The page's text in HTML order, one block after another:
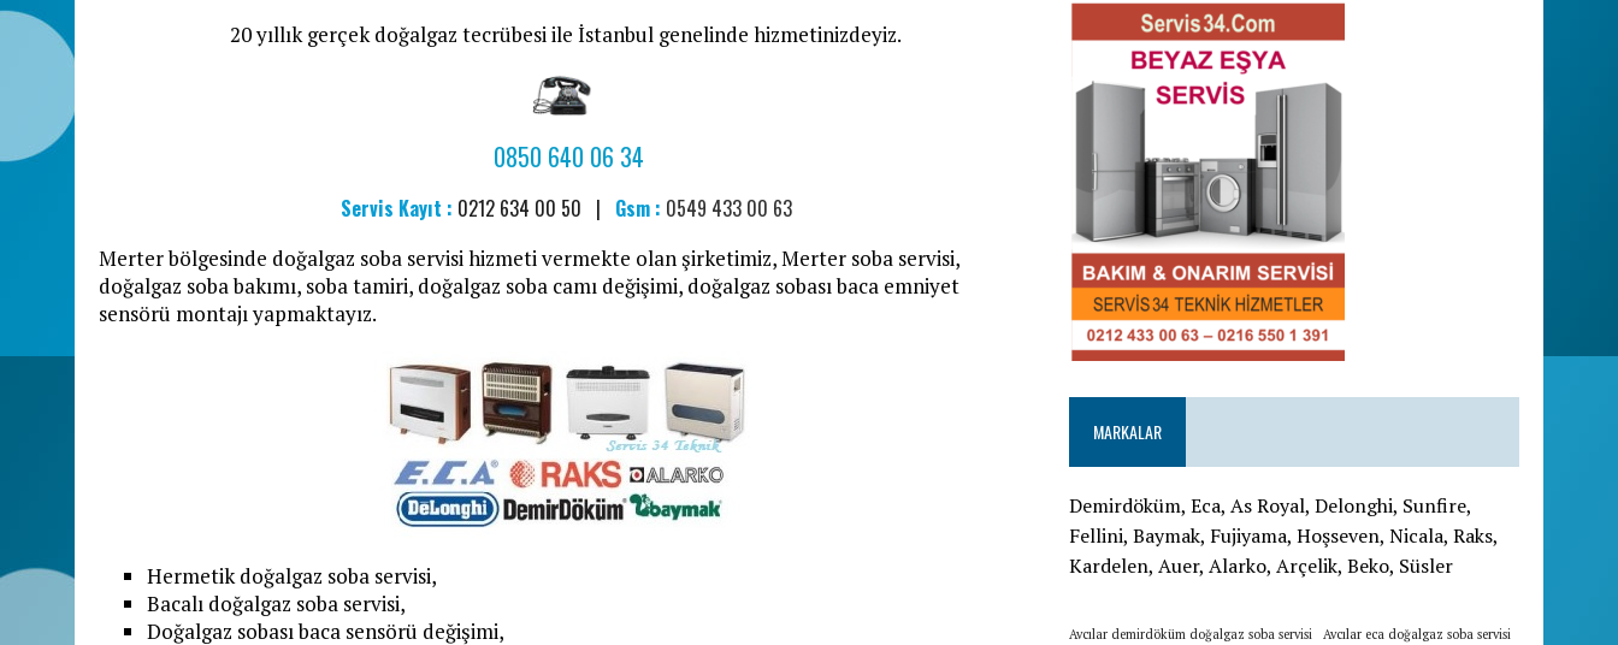
20 yıllık gerçek doğalgaz tecrübesi ile İstanbul genelinde hizmetinizdeyiz.
0850 640 06 34
Servis Kayıt : 0212 634 00 50 | Gsm : 0549 433 00 63
Merter bölgesinde doğalgaz soba servisi hizmeti vermekte olan şirketimiz, Merter soba servisi,
doğalgaz soba bakımı, soba tamiri, doğalgaz soba camı değişimi, doğalgaz sobası baca emniyet
sensörü montajı yapmaktayız.
Hermetik doğalgaz soba servisi,
Bacalı doğalgaz soba servisi,
Doğalgaz sobası baca sensörü değişimi,
MARKALAR
Demirdöküm, Eca, As Royal, Delonghi, Sunfire,
Fellini, Baymak, Fujiyama, Hoşseven, Nicala, Raks,
Kardelen, Auer, Alarko, Arçelik, Beko, Süsler
Avcılar demirdöküm doğalgaz soba servisi
Avcılar eca doğalgaz soba servisi